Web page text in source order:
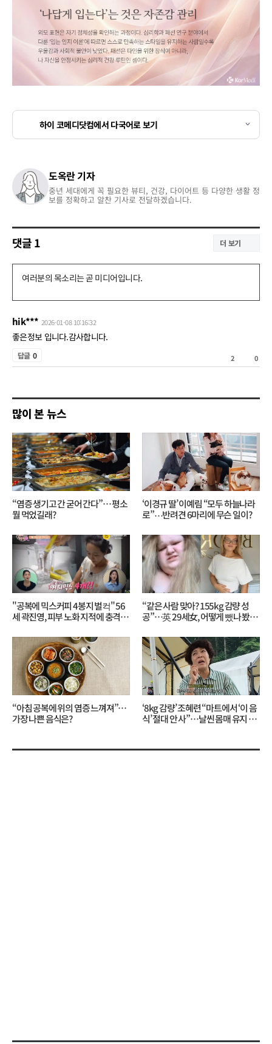
하이 코메디닷컴에서 다국어로 보기
도옥란 기자
중년 세대에게 꼭 필요한 뷰티, 건강, 다이어트 등 다양한 생활 정
보를 정확하고 알찬 기사로 전달하겠습니다.
댓글1 더 보기
댓
쓰
기
hik*** 2026-01-08 10:16:32
좋은정보 입니다.감사합니다.
답글 0
공
2 0
많이 본 뉴스
“염증 생기고 간 굳어 간다”… 평소
뭘 먹었길래?
‘이경규 딸’ 이예림 “모두 하늘나라
로”⋯반려견 6마리에 무슨 일이?
"공복에 믹스커피 4봉지 벌컥" 56
세 곽진영, 피부 노화 지적에 충격…
“같은 사람 맞아? 155kg 감량 성
공”…英 29세女, 어떻게 뺐나 봤더
“아침 공복에 위의 염증 느껴져”…
가장 나쁜 음식은?
‘8kg 감량’ 조혜련 “마트에서 ‘이 음
식’ 절대 안 사”…날씬 몸매 유지 비